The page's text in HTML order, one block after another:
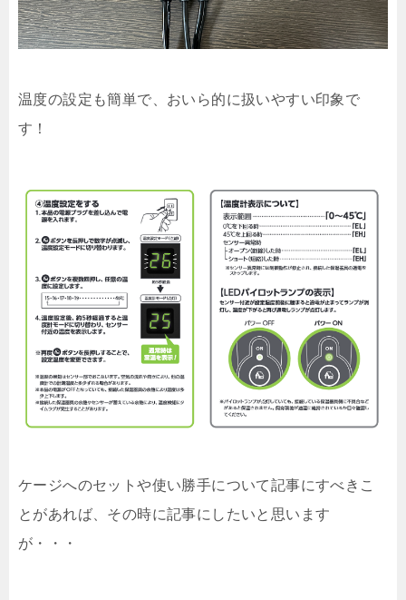
温度の設定も簡単で、おいら的に扱いやすい印象で
す！
ケージへのセットや使い勝手について記事にすべきこ
とがあれば、その時に記事にしたいと思います
が・・・